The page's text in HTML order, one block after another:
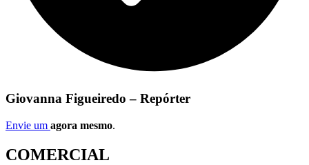
Giovanna Figueiredo – Repórter
Envie um agora mesmo.
COMERCIAL